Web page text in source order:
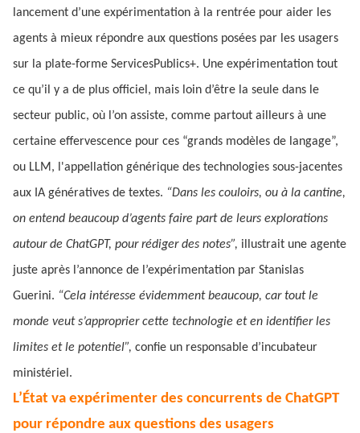
lancement d’une expérimentation à la rentrée pour aider les
agents à mieux répondre aux questions posées par les usagers
sur la plate-forme ServicesPublics+. Une expérimentation tout
ce qu’il y a de plus officiel, mais loin d’être la seule dans le
secteur public, où l’on assiste, comme partout ailleurs à une
certaine effervescence pour ces “grands modèles de langage”,
ou LLM, l'appellation générique des technologies sous-jacentes
aux IA génératives de textes. “Dans les couloirs, ou à la cantine,
on entend beaucoup d’agents faire part de leurs explorations
autour de ChatGPT, pour rédiger des notes”, illustrait une agente
juste après l’annonce de l’expérimentation par Stanislas
Guerini. “Cela intéresse évidemment beaucoup, car tout le
monde veut s’approprier cette technologie et en identifier les
limites et le potentiel”, confie un responsable d’incubateur
ministériel.
L’État va expérimenter des concurrents de ChatGPT
pour répondre aux questions des usagers